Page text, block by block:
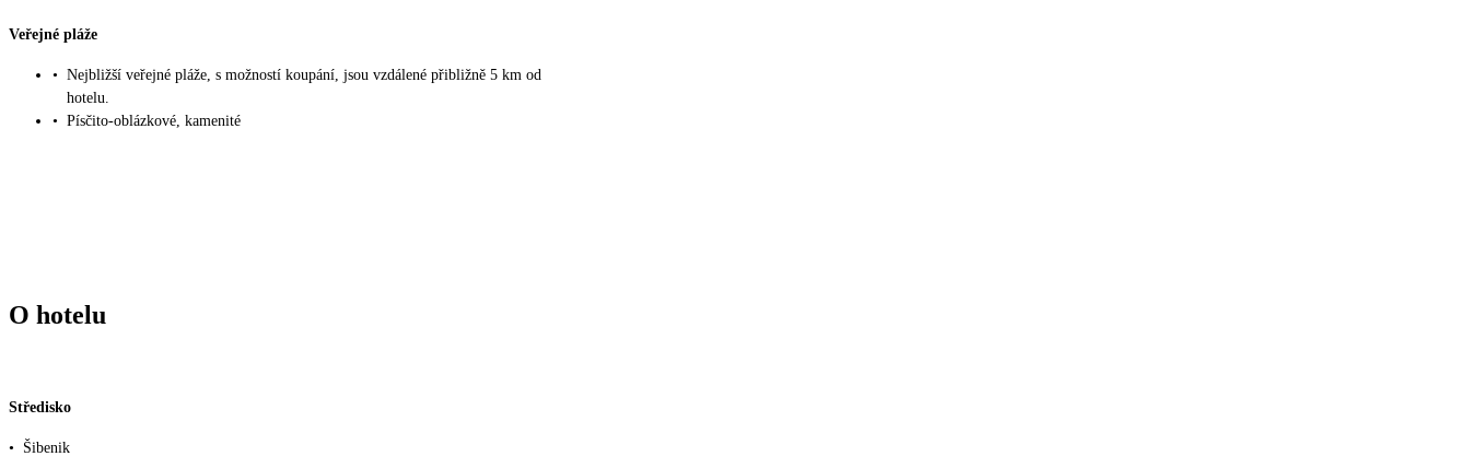
Veřejné pláže
• Nejbližší veřejné pláže, s možností koupání, jsou vzdálené přibližně 5 km od
hotelu.
• Písčito-oblázkové, kamenité
O hotelu
Středisko
• Šibenik